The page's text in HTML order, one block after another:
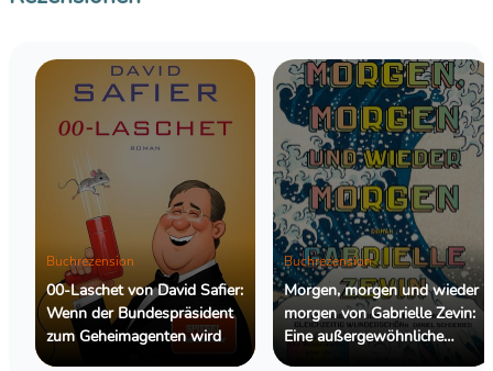
Buchrezension
00-Laschet von David Safier:
Wenn der Bundespräsident
zum Geheimagenten wird
Buchrezension
Morgen, morgen und wieder
morgen von Gabrielle Zevin:
Eine außergewöhnliche
Geschichte über